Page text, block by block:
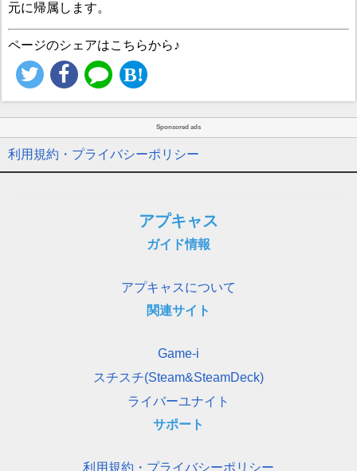
元に帰属します。
ページのシェアはこちらから♪
Sponsored ads
利用規約・プライバシーポリシー
アプキャス
ガイド情報
アプキャスについて
関連サイト
Game-i
スチスチ(Steam&SteamDeck)
ライバーユナイト
サポート
利用規約・プライバシーポリシー